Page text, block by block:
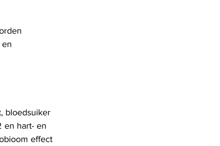
bloedsuiker
en hart- en
effect